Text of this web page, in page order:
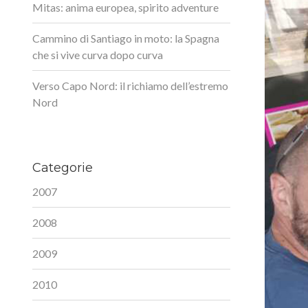
Mitas: anima europea, spirito adventure
Cammino di Santiago in moto: la Spagna
che si vive curva dopo curva
Verso Capo Nord: il richiamo dell’estremo
Nord
Categorie
2007
2008
2009
2010